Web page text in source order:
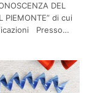
DEL
PIEMONTE” di cui
Presso…